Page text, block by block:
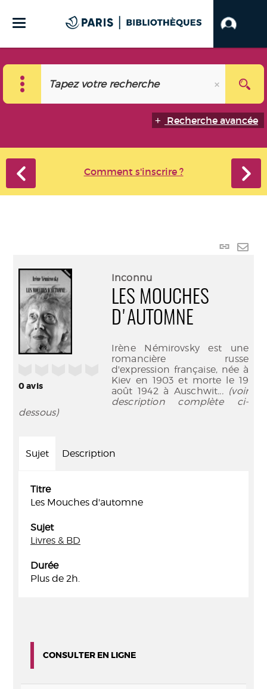
Recherche avancée
Comment s'inscrire ?
Lien
0avis
Inconnu
LES MOUCHES
D'AUTOMNE
Irène Némirovsky est une
romancière russe
d'expression française, née à
Kiev en 1903 et morte le 19
août 1942 à Auschwit... (voir
description complète ci-
dessous)
Sujet Description
Titre
Les Mouches d'automne
Sujet
Livres & BD
Durée
Plus de 2h.
CONSULTER EN LIGNE